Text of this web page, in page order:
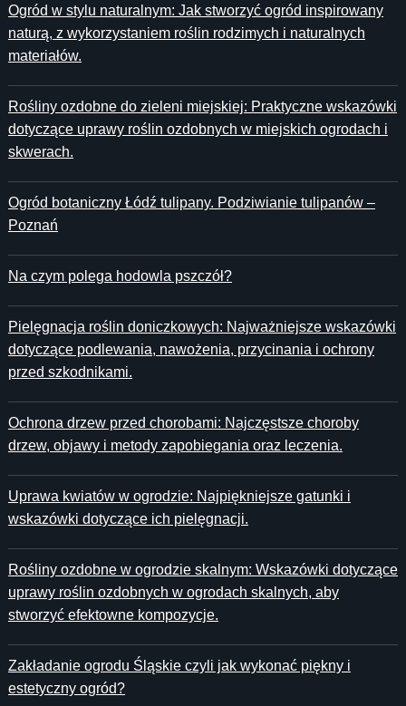
Ogród w stylu naturalnym: Jak stworzyć ogród inspirowany
naturą, z wykorzystaniem roślin rodzimych i naturalnych
materiałów.
Rośliny ozdobne do zieleni miejskiej: Praktyczne wskazówki
dotyczące uprawy roślin ozdobnych w miejskich ogrodach i
skwerach.
Ogród botaniczny Łódź tulipany. Podziwianie tulipanów –
Poznań
Na czym polega hodowla pszczół?
Pielęgnacja roślin doniczkowych: Najważniejsze wskazówki
dotyczące podlewania, nawożenia, przycinania i ochrony
przed szkodnikami.
Ochrona drzew przed chorobami: Najczęstsze choroby
drzew, objawy i metody zapobiegania oraz leczenia.
Uprawa kwiatów w ogrodzie: Najpiękniejsze gatunki i
wskazówki dotyczące ich pielęgnacji.
Rośliny ozdobne w ogrodzie skalnym: Wskazówki dotyczące
uprawy roślin ozdobnych w ogrodach skalnych, aby
stworzyć efektowne kompozycje.
Zakładanie ogrodu Śląskie czyli jak wykonać piękny i
estetyczny ogród?